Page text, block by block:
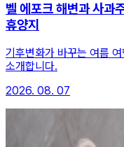
벨 에포크 해변과 사과
휴양지
기후변화가 바꾸는 여름
소개합니다.
2026. 08. 07